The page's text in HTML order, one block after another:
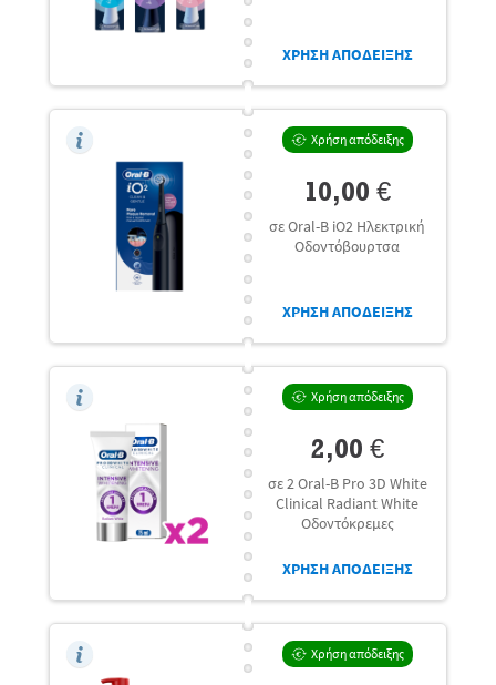
ΧΡΗΣΗ ΑΠΟΔΕΙΞΗΣ
Χρήση απόδειξης
10,00 €
σε Oral-B iO2 Ηλεκτρική
Οδοντόβουρτσα
ΧΡΗΣΗ ΑΠΟΔΕΙΞΗΣ
Χρήση απόδειξης
2,00 €
σε 2 Oral-B Pro 3D White
Clinical Radiant White
Οδοντόκρεμες
ΧΡΗΣΗ ΑΠΟΔΕΙΞΗΣ
Χρήση απόδειξης